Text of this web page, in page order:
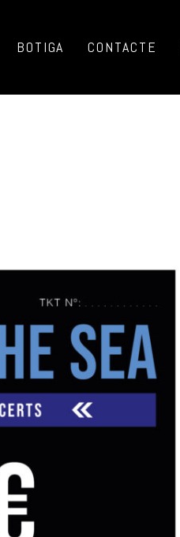
BOTIGA CONTACTE